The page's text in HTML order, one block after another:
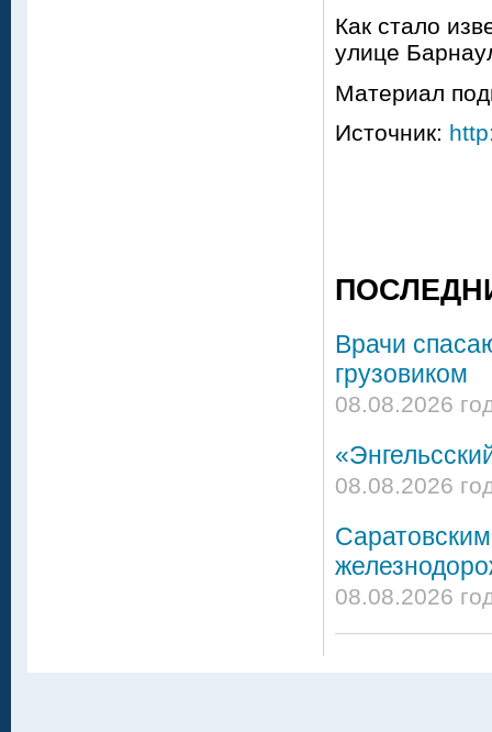
Как стало
улице
Материал
Источник:
Врачи
грузовиком
08.08.2026
08.08.2026
08.08.2026